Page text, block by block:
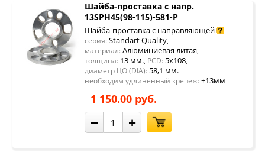
Шайба-проставка с напр.
13SPH45(98-115)-581-P
Шайба-проставка с направляющей
серия: Standart Quality,
материал: Алюминиевая литая,
толщина: 13 мм., PCD: 5x108,
диаметр ЦО (DIA): 58,1 мм.
необходим удлиненный крепеж: +13мм
1 150.00 руб.
− +